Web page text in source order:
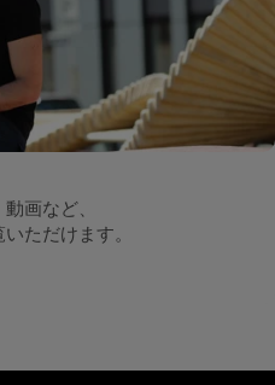
画など、
ただけます。